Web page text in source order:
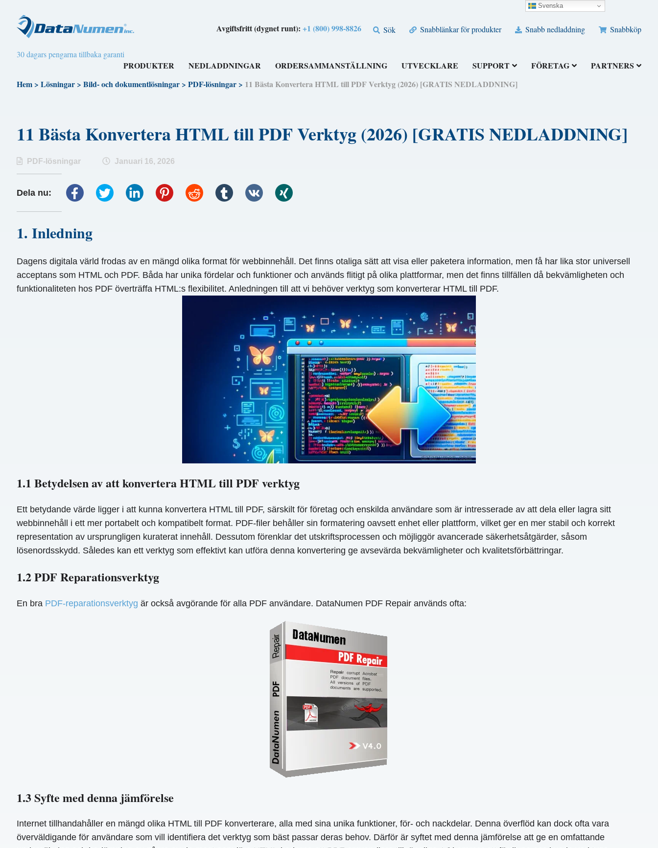
Avgiftsfritt (dygnet runt):+1 (800) 998-8826 Sök Snabblänkar för produkter Snabb nedladdning Snabbköp
30 dagars pengarna tillbaka garanti
PRODUKTER NEDLADDNINGAR ORDERSAMMANSTÄLLNING UTVECKLARE SUPPORT FÖRETAG
PARTNERS
Hem> Lösningar> Bild- och dokumentlösningar> PDF-lösningar> 11 Bästa Konvertera HTML till PDF Verktyg (2026) [GRATIS NEDLADDNING]
11 Bästa Konvertera HTML till PDF Verktyg (2026) [GRATIS NEDLADDNING]
PDF-lösningar Januari 16, 2026
Dela nu:
1. Inledning
Dagens digitala värld frodas av en mängd olika format för webbinnehåll. Det finns otaliga sätt att visa eller paketera information, men få har lika stor universell
acceptans som HTML och PDF. Båda har unika fördelar och funktioner och används flitigt på olika plattformar, men det finns tillfällen då bekvämligheten och
funktionaliteten hos PDF överträffa HTML:s flexibilitet. Anledningen till att vi behöver verktyg som konverterar HTML till PDF.
1.1 Betydelsen av att konvertera HTML till PDF verktyg
Ett betydande värde ligger i att kunna konvertera HTML till PDF, särskilt för företag och enskilda användare som är intresserade av att dela eller lagra sitt
webbinnehåll i ett mer portabelt och kompatibelt format. PDF-filer behåller sin formatering oavsett enhet eller plattform, vilket ger en mer stabil och korrekt
representation av ursprungligen kuraterat innehåll. Dessutom förenklar det utskriftsprocessen och möjliggör avancerade säkerhetsåtgärder, såsom
lösenordsskydd. Således kan ett verktyg som effektivt kan utföra denna konvertering ge avsevärda bekvämligheter och kvalitetsförbättringar.
1.2 PDF Reparationsverktyg
En bra PDF-reparationsverktyg är också avgörande för alla PDF användare. DataNumen PDF Repair används ofta:
1.3 Syfte med denna jämförelse
Internet tillhandahåller en mängd olika HTML till PDF konverterare, alla med sina unika funktioner, för- och nackdelar. Denna överflöd kan dock ofta vara
överväldigande för användare som vill identifiera det verktyg som bäst passar deras behov. Därför är syftet med denna jämförelse att ge en omfattande
Svenska